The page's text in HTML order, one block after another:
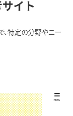
イト
、特定の分野やニー